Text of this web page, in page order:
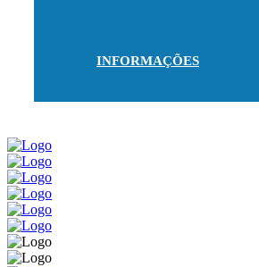
INFORMAÇÕES